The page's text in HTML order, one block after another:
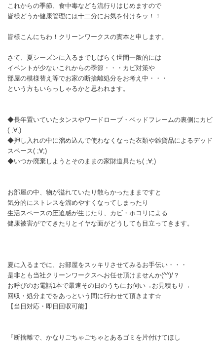
これからの季節、食中毒なども流行りはじめますので
皆様どうか健康管理には十二分にお気を付けをッ！！
皆様こんにちわ！クリーンワークスの實本と申します。
さて、夏シーズンに入るまでしばらく世間一般的には
イベントが少ないこれからの季節・・・カビ対策や
部屋の模様替え等でお家の断捨離処分をお考え中・・・
という方もいらっしゃるかと思われます。
◆長年置いていたタンスやワードローブ・ベッドフレームの裏側にカビ
( ;∀;)
◆押し入れの中に溜め込んで使わなくなった衣類や雑貨品によるデッド
スペース( ;∀;)
◆いつか廃棄しようとそのままの家財道具たち( ;∀;)
お部屋の中、物が溢れていたり散らかったままですと
気分的にストレスを溜めやすくなってしまったり
生活スペースの圧迫感が生じたり、カビ・ホコリによる
健康被害がでてきたりとイヤな面がどうしても目立ってきます。
夏に入るまでに、お部屋をスッキリさせてみるお手伝い・・・
是非とも当社クリーンワークスへお任せ頂けませんか(^^)/？
お呼びのお電話1本で最速その日のうちにお伺い→お見積もり→
回収・処分までをあっという間に行わせて頂きます☆
【当日対応・即日回収可能】
『断捨離で、かなりごちゃごちゃとあるゴミを片付けてほし